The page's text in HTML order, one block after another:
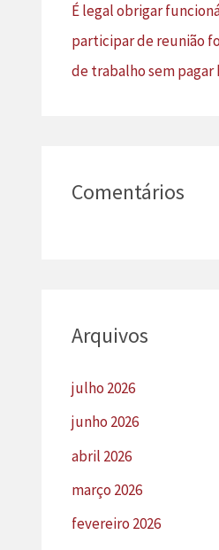
:É legal obrigar
participar de reunião
de trabalho sem pagar
Comentários
Arquivos
julho 2026
junho 2026
abril 2026
março 2026
fevereiro 2026